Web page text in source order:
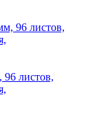
листов,